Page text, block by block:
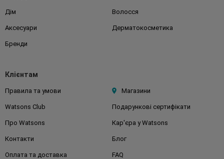
Дім Волосся
Аксесуари Дерматокосметика
Бренди
Клієнтам
Правила та умови Магазини
Watsons Club Подарункові сертифікати
Про Watsons Кар'єра у Watsons
Контакти Блог
Оплата та доставка FAQ